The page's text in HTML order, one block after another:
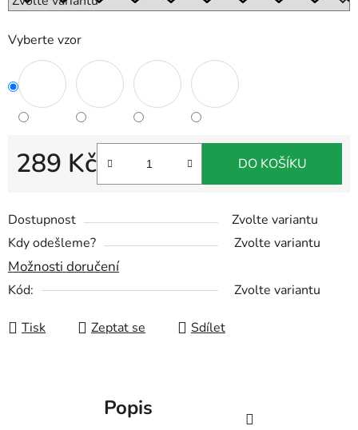
Vyberte vzor
Dostupnost
Zvolte variantu
Kdy odešleme?
Zvolte variantu
Možnosti doručení
Kód: Zvolte variantu
289 Kč DO KOŠÍKU
Tisk Zeptat se Sdílet
Popis